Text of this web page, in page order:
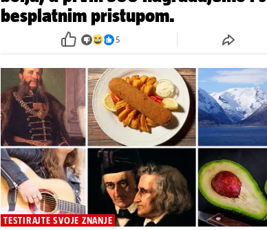
besplatnim pristupom.
5
TESTIRAJTE SVOJE ZNANJE